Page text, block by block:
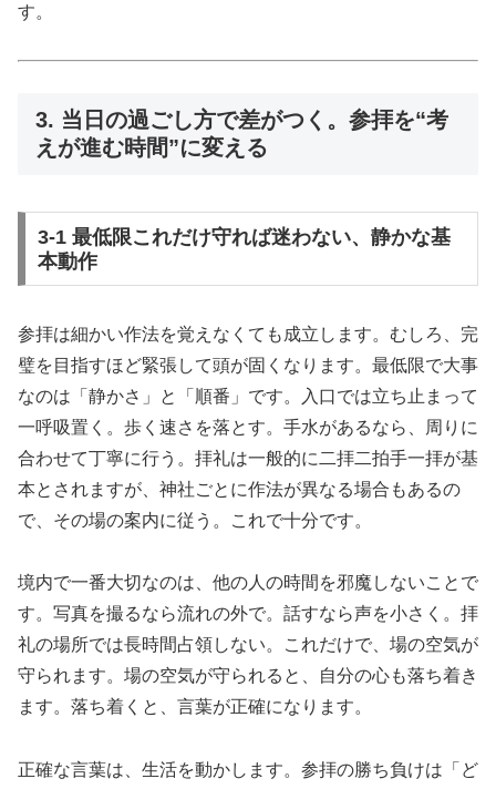
す。
3. 当日の過ごし方で差がつく。参拝を“考
えが進む時間”に変える
3-1 最低限これだけ守れば迷わない、静かな基
本動作
参拝は細かい作法を覚えなくても成立します。むしろ、完
璧を目指すほど緊張して頭が固くなります。最低限で大事
なのは「静かさ」と「順番」です。入口では立ち止まって
一呼吸置く。歩く速さを落とす。手水があるなら、周りに
合わせて丁寧に行う。拝礼は一般的に二拝二拍手一拝が基
本とされますが、神社ごとに作法が異なる場合もあるの
で、その場の案内に従う。これで十分です。
境内で一番大切なのは、他の人の時間を邪魔しないことで
す。写真を撮るなら流れの外で。話すなら声を小さく。拝
礼の場所では長時間占領しない。これだけで、場の空気が
守られます。場の空気が守られると、自分の心も落ち着き
ます。落ち着くと、言葉が正確になります。
正確な言葉は、生活を動かします。参拝の勝ち負けは「ど